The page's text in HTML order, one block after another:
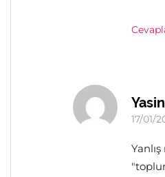
Yasin
17/01/
Yanlış